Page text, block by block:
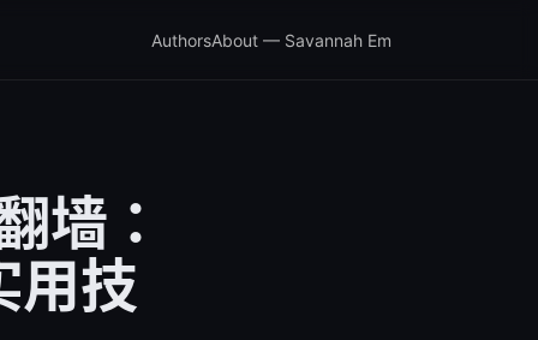
AuthorsAbout — Savannah Em
墙：
用技